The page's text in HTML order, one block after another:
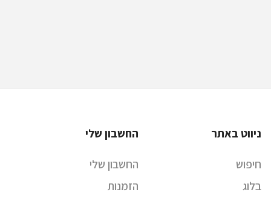
ניווט באתר
חיפוש
בלוג
החשבון שלי
החשבון שלי
הזמנות